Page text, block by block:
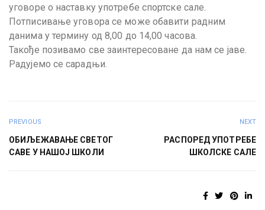
уговоре о наставку употребе спортске сале.
Потписивање уговора се може обавити радним
данима у термину од 8,00 до 14,00 часова.
Такође позивамо све заинтересоване да нам се јаве.
Радујемо се сарадњи.
PREVIOUS
ОБИЉЕЖАВАЊЕ СВЕТОГ
САВЕ У НАШОЈ ШКОЛИ
NEXT
РАСПОРЕД УПОТРЕБЕ
ШКОЛСКЕ САЛЕ